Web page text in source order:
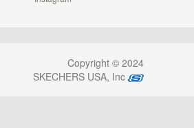
Copyright © 2024
SKECHERS USA, Inc